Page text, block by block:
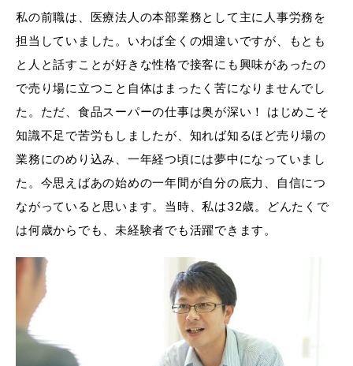
私の前職は、医療法人の本部業務として主に人事労務を
担当していました。いわば全くの畑違いですが、もとも
と人と話すことが好きな性格で接客にも興味があったの
で売り場に立つこと自体はまったく苦になりませんでし
た。ただ、食品スーパーの仕事は奥が深い！ はじめこそ
知識不足で苦労もしましたが、知れば知るほど売り場の
業務にのめり込み、一年経つ頃には夢中になっていまし
た。今思えばあの始めの一年間が自分の底力、自信につ
ながっていると思います。当時、私は32歳。どんたくで
は何歳からでも、未経験者でも活躍できます。